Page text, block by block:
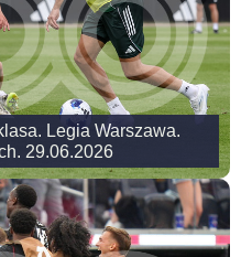
Legia Warszawa.
29.06.2026